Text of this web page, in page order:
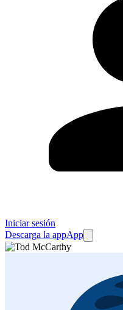
Iniciar sesión
Descarga la appApp